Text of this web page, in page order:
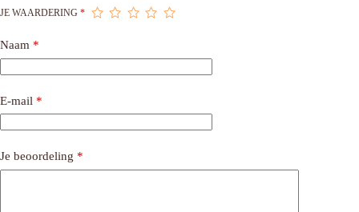
JE WAARDERING *
Naam *
E-mail *
Je beoordeling *